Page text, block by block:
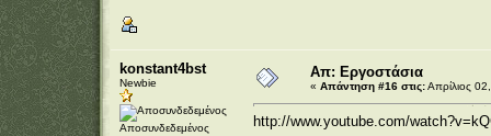
konstant4bst
Newbie
Αποσυνδεδεμένος
Απ: Εργοστάσια
« Απάντηση #16 στις:Απρίλιος
http://www.youtube.com/